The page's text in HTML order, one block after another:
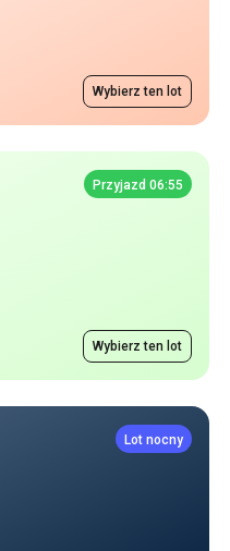
Wybierz ten lot
Przyjazd 06:55
Wybierz ten lot
Lot nocny